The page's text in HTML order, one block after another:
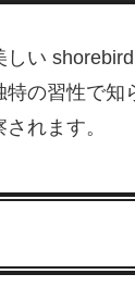
い
の習性で知
れます。